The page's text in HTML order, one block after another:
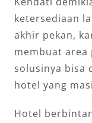
ketersediaan
akhir pekan,
membuat area
solusinya bisa
hotel yang
Hotel